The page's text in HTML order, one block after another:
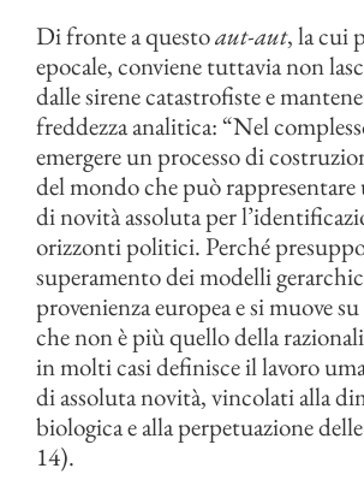
Di fronte a questoaut-aut, la cui
epocale, conviene tuttavia non
dalle sirene catastrofiste e
freddezza analitica: “Nel
emergere un processo di
del mondo che può
di novità assoluta per
orizzonti politici. Perché
superamento dei modelli
provenienza europea e si muove
che non è più quello della
in molti casi definisce il lavoro
di assoluta novità, vincolati alla
biologica e alla perpetuazione
14).